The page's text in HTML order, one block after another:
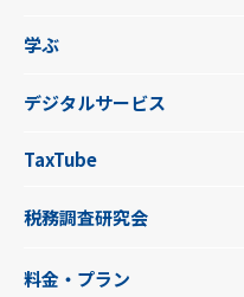
学ぶ
デジタルサービス
TaxTube
税務調査研究会
料金・プラン